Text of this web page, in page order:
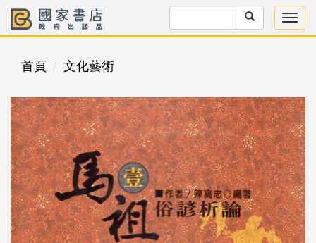
首頁 文化藝術